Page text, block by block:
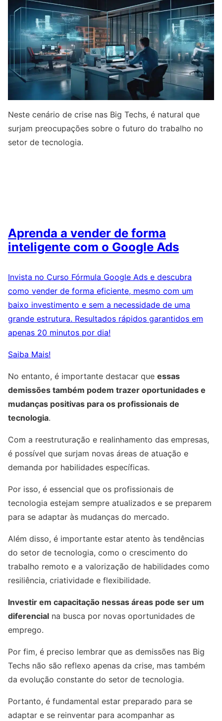
Neste cenário de crise nas Big Techs, é natural que
surjam preocupações sobre o futuro do trabalho no
setor de tecnologia.
Aprenda a vender de forma
inteligente com o Google Ads
Invista no Curso Fórmula Google Ads e descubra
como vender de forma eficiente, mesmo com um
baixo investimento e sem a necessidade de uma
grande estrutura. Resultados rápidos garantidos em
apenas 20 minutos por dia!
Saiba Mais!
No entanto, é importante destacar que essas
demissões também podem trazer oportunidades e
mudanças positivas para os profissionais de
tecnologia.
Com a reestruturação e realinhamento das empresas,
é possível que surjam novas áreas de atuação e
demanda por habilidades específicas.
Por isso, é essencial que os profissionais de
tecnologia estejam sempre atualizados e se preparem
para se adaptar às mudanças do mercado.
Além disso, é importante estar atento às tendências
do setor de tecnologia, como o crescimento do
trabalho remoto e a valorização de habilidades como
resiliência, criatividade e flexibilidade.
Investir em capacitação nessas áreas pode ser um
diferencial na busca por novas oportunidades de
emprego.
Por fim, é preciso lembrar que as demissões nas Big
Techs não são reflexo apenas da crise, mas também
da evolução constante do setor de tecnologia.
Portanto, é fundamental estar preparado para se
adaptar e se reinventar para acompanhar as